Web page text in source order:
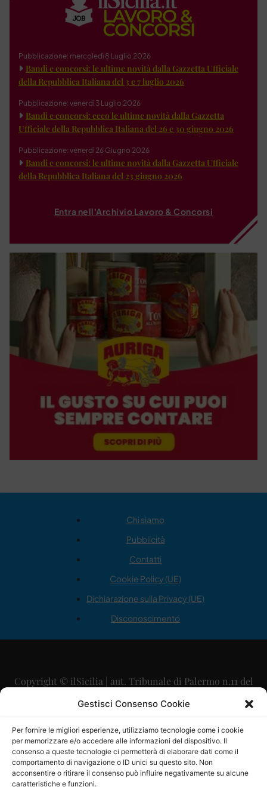
Gestisci Consenso Cookie
Per fornire le migliori esperienze, utilizziamo tecnologie come i cookie
per memorizzare e/o accedere alle informazioni del dispositivo. Il
consenso a queste tecnologie ci permetterà di elaborare dati come il
comportamento di navigazione o ID unici su questo sito. Non
acconsentire o ritirare il consenso può influire negativamente su alcune
caratteristiche e funzioni.
Pubblicazione: mercoledì 8 Luglio 2026
Bandi e concorsi: le ultime novità dalla Gazzetta Ufficiale
della Repubblica Italiana del 3 e 7 luglio 2026
Pubblicazione: venerdì 3 Luglio 2026
Bandi e concorsi: ecco le ultime novità dalla Gazzetta
Ufficiale della Repubblica Italiana del 26 e 30 giugno 2026
Pubblicazione: venerdì 26 Giugno 2026
Bandi e concorsi: le ultime novità dalla Gazzetta Ufficiale
della Repubblica Italiana del 23 giugno 2026
Entra nell'Archivio Lavoro & Concorsi
Chi siamo
Pubblicità
Contatti
Cookie Policy (UE)
Dichiarazione sulla Privacy (UE)
Disconoscimento
Copyright © ilSicilia | aut. Tribunale di Palermo n.11 del
29/09/2015
Direttore Editoriale: Maurizio Scaglione
Direttore Responsabile: Maria Calabrese